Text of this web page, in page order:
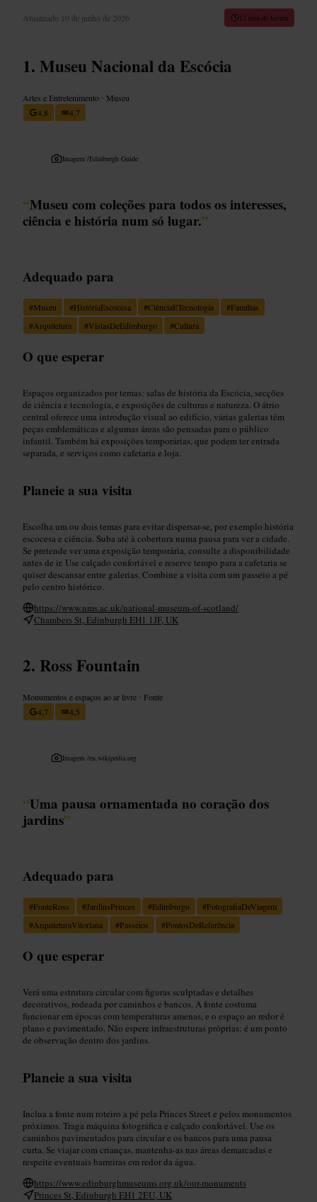
Atualizado 10 de junho de 2026 12 min de leitura
Museu Nacional da Escócia
Artes e Entretenimento • Museu
4,8
4,7
Imagem /Edinburgh Guide
“Museu com coleções para todos os interesses,
ciência e história num só lugar.”
Adequado para
#Museu #HistóriaEscocesa #CiênciaETecnologia #Famílias
#Arquitetura #VistasDeEdimburgo #Cultura
O que esperar
Espaços organizados por temas: salas de história da Escócia, secções
de ciência e tecnologia, e exposições de culturas e natureza. O átrio
central oferece uma introdução visual ao edifício, várias galerias têm
peças emblemáticas e algumas áreas são pensadas para o público
infantil. Também há exposições temporárias, que podem ter entrada
separada, e serviços como cafetaria e loja.
Planeie a sua visita
Escolha um ou dois temas para evitar dispersar-se, por exemplo história
escocesa e ciência. Suba até à cobertura numa pausa para ver a cidade.
Se pretende ver uma exposição temporária, consulte a disponibilidade
antes de ir. Use calçado confortável e reserve tempo para a cafetaria se
quiser descansar entre galerias. Combine a visita com um passeio a pé
pelo centro histórico.
https://www.nms.ac.uk/national-museum-of-scotland/
Chambers St, Edinburgh EH1 1JF, UK
Ross Fountain
Monumentos e espaços ao ar livre • Fonte
4,7
4,5
Imagem /en.wikipedia.org
“Uma pausa ornamentada no coração dos
jardins”
Adequado para
#FonteRoss #JardinsPrinces #Edimburgo #FotografiaDeViagem
#ArquiteturaVitoriana #Passeios #PontosDeReferência
O que esperar
Verá uma estrutura circular com figuras sculptadas e detalhes
decorativos, rodeada por caminhos e bancos. A fonte costuma
funcionar em épocas com temperaturas amenas, e o espaço ao redor é
plano e pavimentado. Não espere infraestruturas próprias: é um ponto
de observação dentro dos jardins.
Planeie a sua visita
Inclua a fonte num roteiro a pé pela Princes Street e pelos monumentos
próximos. Traga máquina fotográfica e calçado confortável. Use os
caminhos pavimentados para circular e os bancos para uma pausa
curta. Se viajar com crianças, mantenha-as nas áreas demarcadas e
respeite eventuais barreiras em redor da água.
https://www.edinburghmuseums.org.uk/our-monuments
Princes St, Edinburgh EH1 2EU, UK